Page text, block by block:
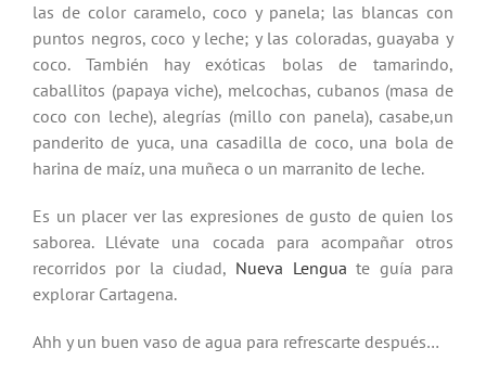
las de color caramelo, coco y panela; las blancas con
puntos negros, coco y leche; y las coloradas, guayaba y
coco. También hay exóticas bolas de tamarindo,
caballitos (papaya viche), melcochas, cubanos (masa de
coco con leche), alegrías (millo con panela), casabe,un
panderito de yuca, una casadilla de coco, una bola de
harina de maíz, una muñeca o un marranito de leche.
Es un placer ver las expresiones de gusto de quien los
saborea. Llévate una cocada para acompañar otros
recorridos por la ciudad, Nueva Lengua te guía para
explorar Cartagena.
Ahh y un buen vaso de agua para refrescarte después…